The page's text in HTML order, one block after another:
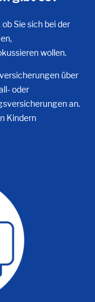
Sie sich bei der
wollen.
über
oder
an.
Kindern